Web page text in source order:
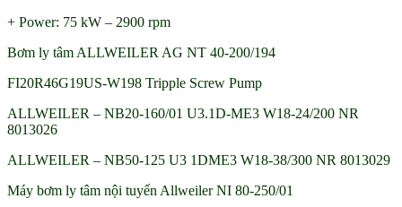
+ Power: 75 kW – 2900 rpm
Bơm ly tâm ALLWEILER AG NT 40-200/194
FI20R46G19US-W198 Tripple Screw Pump
ALLWEILER – NB20-160/01 U3.1D-ME3 W18-24/200 NR
8013026
ALLWEILER – NB50-125 U3 1DME3 W18-38/300 NR 8013029
Máy bơm ly tâm nội tuyến Allweiler NI 80-250/01